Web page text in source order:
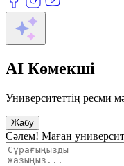
AI Көмекші
Университеттің ресми
Жабу
Сәлем! Маған